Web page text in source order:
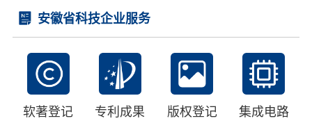
安徽省科技企业服务
软著登记 专利成果 版权登记 集成电路